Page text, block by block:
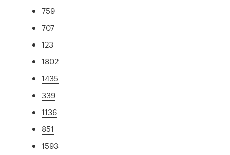
759
707
123
1802
1435
339
1136
851
1593